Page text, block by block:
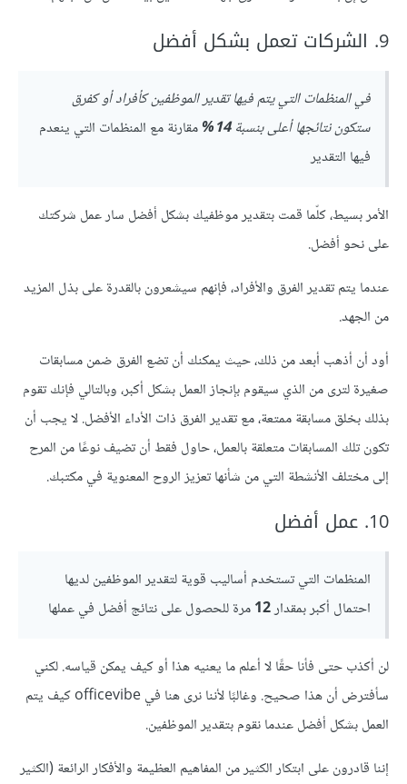
9. الشركات تعمل بشكل أفضل
في المنظمات التي يتم فيها تقدير الموظفين كأفراد أو كفرق
ستكون نتائجها أعلى بنسبة 14%
مقارنة مع المنظمات التي ينعدم
فيها التقدير
الأمر بسيط، كلّما قمت بتقدير موظفيك بشكل أفضل سار عمل شركتك
على نحو أفضل.
عندما يتم تقدير الفرق والأفراد، فإنهم سيشعرون بالقدرة على بذل المزيد
من الجهد.
أود أن أذهب أبعد من ذلك، حيث يمكنك أن تضع الفرق ضمن مسابقات
صغيرة لترى من الذي سيقوم بإنجاز العمل بشكل أكبر، وبالتالي فإنك تقوم
بذلك بخلق مسابقة ممتعة، مع تقدير الفرق ذات الأداء الأفضل. لا يجب أن
تكون تلك المسابقات متعلقة بالعمل، حاول فقط أن تضيف نوعًا من المرح
إلى مختلف الأنشطة التي من شأنها تعزيز الروح المعنوية في مكتبك.
10. عمل أفضل
المنظمات التي تستخدم أساليب قوية لتقدير الموظفين لديها
احتمال أكبر بمقدار12مرة للحصول على نتائج أفضل في عملها
لن أكذب حتى فأنا حقًا لا أعلم ما يعنيه هذا أو كيف يمكن قياسه. لكني
سأفترض أن هذا صحيح. وغالبًا لأننا نرى هنا في officevibe كيف يتم
العمل بشكل أفضل عندما نقوم بتقدير الموظفين.
إننا قادرون على ابتكار الكثير من المفاهيم العظيمة والأفكار الرائعة (الكثير